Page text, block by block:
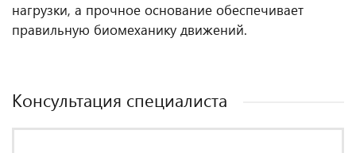
нагрузки, а прочное основание обеспечивает
правильную биомеханику движений.
Консультация специалиста